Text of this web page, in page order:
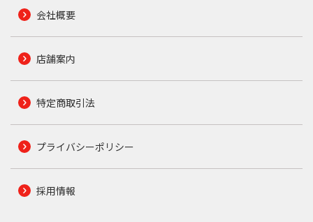
会社概要
店舗案内
特定商取引法
プライバシーポリシー
採用情報